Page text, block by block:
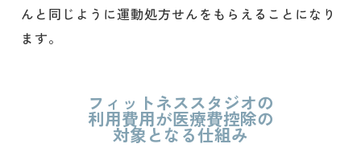
んと同じように運動処方せんをもらえることになり
ます。
フィットネススタジオの
利用費用が医療費控除の
対象となる仕組み